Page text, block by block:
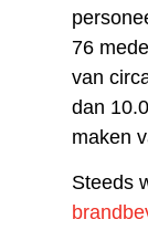
76
van
dan
maken
Steeds